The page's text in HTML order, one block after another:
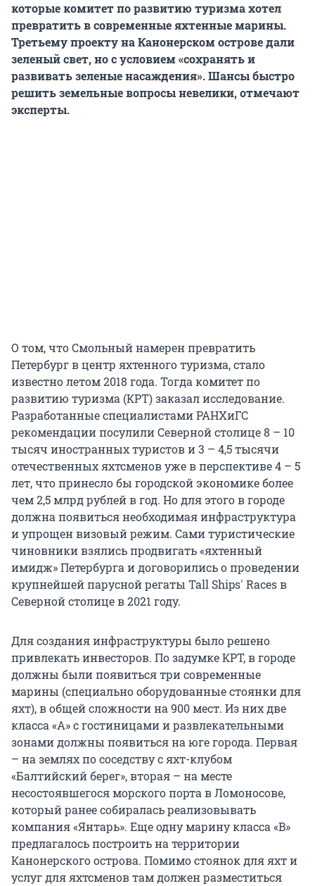
которые комитет по развитию туризма хотел
превратить в современные яхтенные марины.
Третьему проекту на Канонерском острове дали
зеленый свет, но с условием «сохранять и
развивать зеленые насаждения». Шансы быстро
решить земельные вопросы невелики, отмечают
эксперты.
О том, что Смольный намерен превратить
Петербург в центр яхтенного туризма, стало
известно летом 2018 года. Тогда комитет по
развитию туризма (КРТ) заказал исследование.
Разработанные специалистами РАНХиГС
рекомендации посулили Северной столице 8 – 10
тысяч иностранных туристов и 3 – 4,5 тысячи
отечественных яхтсменов уже в перспективе 4 – 5
лет, что принесло бы городской экономике более
чем 2,5 млрд рублей в год. Но для этого в городе
должна появиться необходимая инфраструктура
и упрощен визовый режим. Сами туристические
чиновники взялись продвигать «яхтенный
имидж» Петербурга и договорились о проведении
крупнейшей парусной регаты Tall Ships' Races в
Северной столице в 2021 году.
Для создания инфраструктуры было решено
привлекать инвесторов. По задумке КРТ, в городе
должны были появиться три современные
марины (специально оборудованные стоянки для
яхт), в общей сложности на 900 мест. Из них две
класса «А» с гостиницами и развлекательными
зонами должны появиться на юге города. Первая
– на землях по соседству с яхт-клубом
«Балтийский берег», вторая – на месте
несостоявшегося морского порта в Ломоносове,
который ранее собиралась реализовывать
компания «Янтарь». Еще одну марину класса «B»
предлагалось построить на территории
Канонерского острова. Помимо стоянок для яхт и
услуг для яхтсменов там должен разместиться